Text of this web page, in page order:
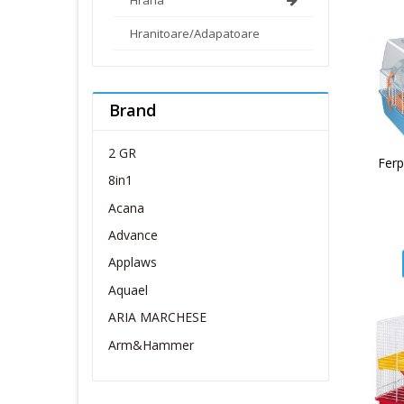
Hranitoare/Adapatoare
Brand
2 GR
8in1
Acana
Advance
Applaws
Aquael
ARIA MARCHESE
Arm&Hammer